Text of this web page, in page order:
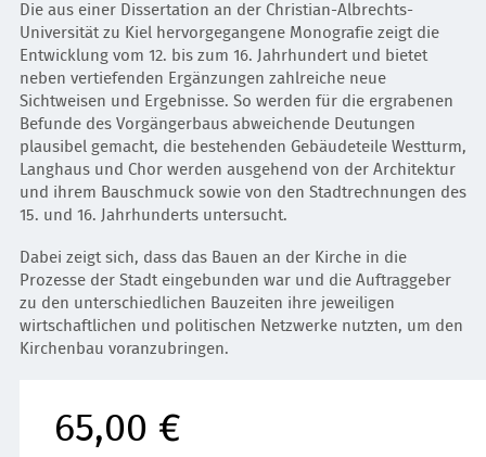
Die aus einer Dissertation an der Christian-Albrechts-
Universität zu Kiel hervorgegangene Monografie zeigt die
Entwicklung vom 12. bis zum 16. Jahrhundert und bietet
neben vertiefenden Ergänzungen zahlreiche neue
Sichtweisen und Ergebnisse. So werden für die ergrabenen
Befunde des Vorgängerbaus abweichende Deutungen
plausibel gemacht, die bestehenden Gebäudeteile Westturm,
Langhaus und Chor werden ausgehend von der Architektur
und ihrem Bauschmuck sowie von den Stadtrechnungen des
15. und 16. Jahrhunderts untersucht.
Dabei zeigt sich, dass das Bauen an der Kirche in die
Prozesse der Stadt eingebunden war und die Auftraggeber
zu den unterschiedlichen Bauzeiten ihre jeweiligen
wirtschaftlichen und politischen Netzwerke nutzten, um den
Kirchenbau voranzubringen.
65,00 €